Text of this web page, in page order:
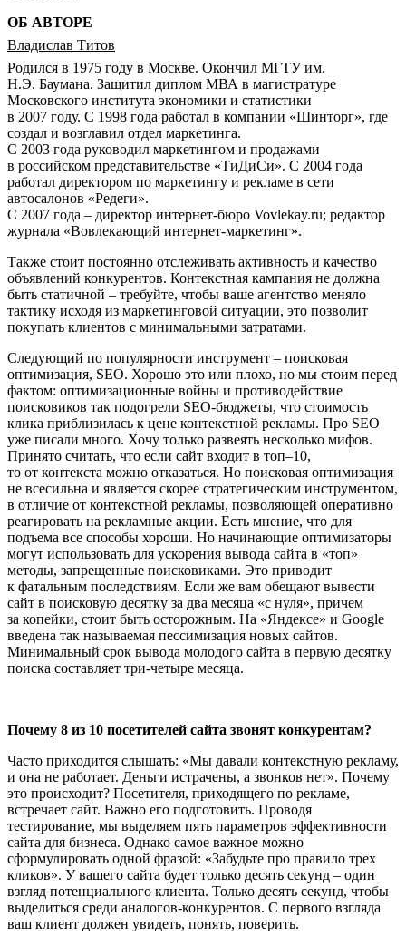
ОБ АВТОРЕ
Владислав Титов
Родился в 1975 году в Москве. Окончил МГТУ им.
Н.Э. Баумана. Защитил диплом МВА в магистратуре
Московского института экономики и статистики
в 2007 году. С 1998 года работал в компании «Шинторг», где
создал и возглавил отдел маркетинга.
С 2003 года руководил маркетингом и продажами
в российском представительстве «ТиДиСи». С 2004 года
работал директором по маркетингу и рекламе в сети
автосалонов «Редеги».
С 2007 года – директор интернет-бюро Vovlekay.ru; редактор
журнала «Вовлекающий интернет-маркетинг».
Также стоит постоянно отслеживать активность и качество
объявлений конкурентов. Контекстная кампания не должна
быть статичной – требуйте, чтобы ваше агентство меняло
тактику исходя из маркетинговой ситуации, это позволит
покупать клиентов с минимальными затратами.
Следующий по популярности инструмент – поисковая
оптимизация, SEO. Хорошо это или плохо, но мы стоим перед
фактом: оптимизационные войны и противодействие
поисковиков так подогрели SEO-бюджеты, что стоимость
клика приблизилась к цене контекстной рекламы. Про SEO
уже писали много. Хочу только развеять несколько мифов.
Принято считать, что если сайт входит в топ–10,
то от контекста можно отказаться. Но поисковая оптимизация
не всесильна и является скорее стратегическим инструментом,
в отличие от контекстной рекламы, позволяющей оперативно
реагировать на рекламные акции. Есть мнение, что для
подъема все способы хороши. Но начинающие оптимизаторы
могут использовать для ускорения вывода сайта в «топ»
методы, запрещенные поисковиками. Это приводит
к фатальным последствиям. Если же вам обещают вывести
сайт в поисковую десятку за два месяца «с нуля», причем
за копейки, стоит быть осторожным. На «Яндексе» и Google
введена так называемая пессимизация новых сайтов.
Минимальный срок вывода молодого сайта в первую десятку
поиска составляет три-четыре месяца.
Почему 8 из 10 посетителей сайта звонят конкурентам?
Часто приходится слышать: «Мы давали контекстную рекламу,
и она не работает. Деньги истрачены, а звонков нет». Почему
это происходит? Посетителя, приходящего по рекламе,
встречает сайт. Важно его подготовить. Проводя
тестирование, мы выделяем пять параметров эффективности
сайта для бизнеса. Однако самое важное можно
сформулировать одной фразой: «Забудьте про правило трех
кликов». У вашего сайта будет только десять секунд – один
взгляд потенциального клиента. Только десять секунд, чтобы
выделиться среди аналогов-конкурентов. С первого взгляда
ваш клиент должен увидеть, понять, поверить.